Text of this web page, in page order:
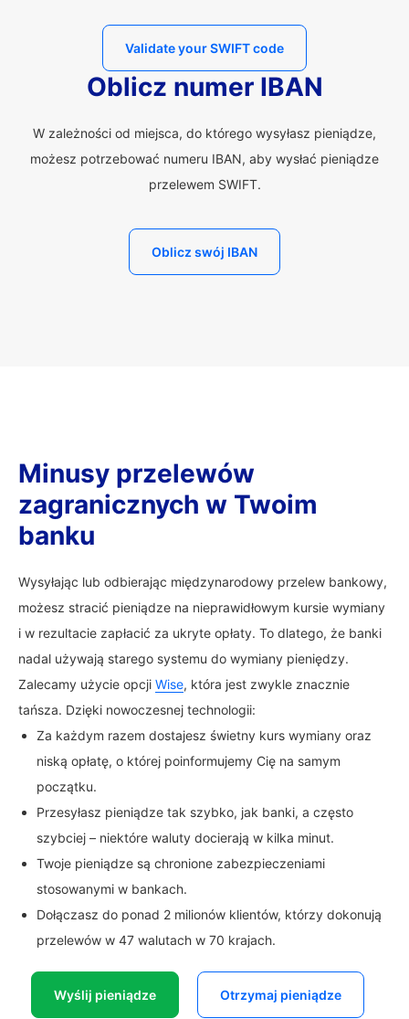
Validate your SWIFT code
Oblicz numer IBAN
W zależności od miejsca, do którego wysyłasz pieniądze,
możesz potrzebować numeru IBAN, aby wysłać pieniądze
przelewem SWIFT.
Oblicz swój IBAN
Minusy przelewów
zagranicznych w Twoim
banku
Wysyłając lub odbierając międzynarodowy przelew bankowy,
możesz stracić pieniądze na nieprawidłowym kursie wymiany
i w rezultacie zapłacić za ukryte opłaty. To dlatego, że banki
nadal używają starego systemu do wymiany pieniędzy.
Zalecamy użycie opcji Wise, która jest zwykle znacznie
tańsza. Dzięki nowoczesnej technologii:
Za każdym razem dostajesz świetny kurs wymiany oraz
niską opłatę, o której poinformujemy Cię na samym
początku.
Przesyłasz pieniądze tak szybko, jak banki, a często
szybciej – niektóre waluty docierają w kilka minut.
Twoje pieniądze są chronione zabezpieczeniami
stosowanymi w bankach.
Dołączasz do ponad 2 milionów klientów, którzy dokonują
przelewów w 47 walutach w 70 krajach.
Wyślij pieniądze Otrzymaj pieniądze